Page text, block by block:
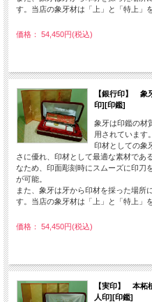
す。当店の象牙材は「上」と「特上」
価格： 54,450円(税込)
【銀行印】 象
印][印鑑]
象牙は印鑑の材
用されています。
印材としての象
さに優れ、印材として最適な素材であ
なため、印面彫刻時にスムーズに印刀
が可能。
また、象牙は牙から印材を採った場所
す。当店の象牙材は「上」と「特上」
価格： 54,450円(税込)
【実印】 本柘
人印][印鑑]